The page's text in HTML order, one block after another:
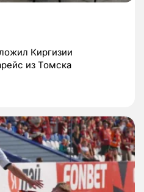
Киргизии
из Томска